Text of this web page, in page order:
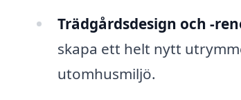
Trädgårdsdesign och -
skapa ett helt nytt
utomhusmiljö.